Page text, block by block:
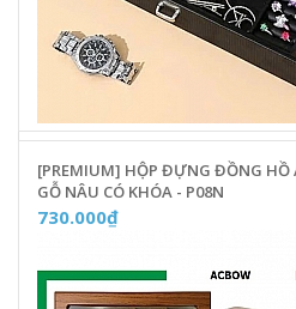
[PREMIUM] HỘP ĐỰNG ĐỒNG HỒ
GỖ NÂU CÓ KHÓA - P08N
730.000₫